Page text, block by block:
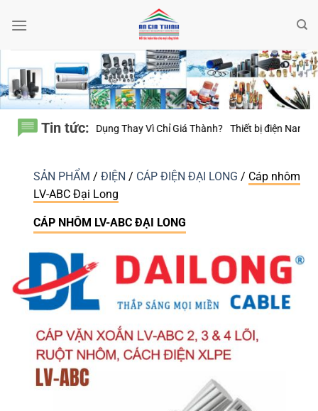
qua
Tin tức:
Sử Dụng Thay Vì Chỉ Giá Thành? Thiết bị điện Nanoco – Vì sao
SẢN PHẨM / ĐIỆN / CÁP ĐIỆN ĐẠI LONG / Cáp nhôm
LV-ABC Đại Long
CÁP NHÔM LV-ABC ĐẠI LONG